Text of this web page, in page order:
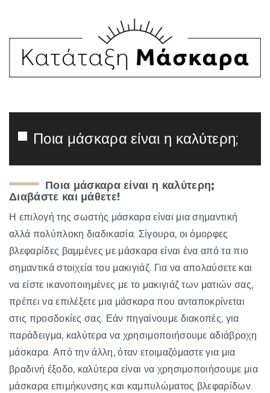
Ποια μάσκαρα είναι η καλύτερη;
Ποια μάσκαρα είναι η καλύτερη;
Διαβάστε και μάθετε!
Η επιλογή της σωστής μάσκαρα είναι μια σημαντική
αλλά πολύπλοκη διαδικασία. Σίγουρα, οι όμορφες
βλεφαρίδες βαμμένες με μάσκαρα είναι ένα από τα πιο
σημαντικά στοιχεία του μακιγιάζ. Για να απολαύσετε και
να είστε ικανοποιημένες με το μακιγιάζ των ματιών σας,
πρέπει να επιλέξετε μια μάσκαρα που ανταποκρίνεται
στις προσδοκίες σας. Εάν πηγαίνουμε διακοπές, για
παράδειγμα, καλύτερα να χρησιμοποιήσουμε αδιάβροχη
μάσκαρα. Από την άλλη, όταν ετοιμαζόμαστε για μια
βραδινή έξοδο, καλύτερα είναι να χρησιμοποιήσουμε μια
μάσκαρα επιμήκυνσης και καμπυλώματος βλεφαρίδων.